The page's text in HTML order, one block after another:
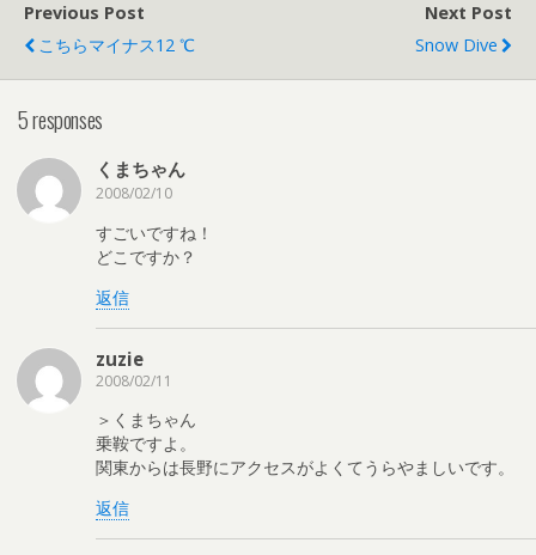
Previous Post
こちらマイナス12 ℃
Next Post
Snow Dive
5 responses
くまちゃん
2008/02/10
すごいですね！
どこですか？
返信
zuzie
2008/02/11
＞くまちゃん
乗鞍ですよ。
関東からは長野にアクセスがよくてうらやましいです。
返信